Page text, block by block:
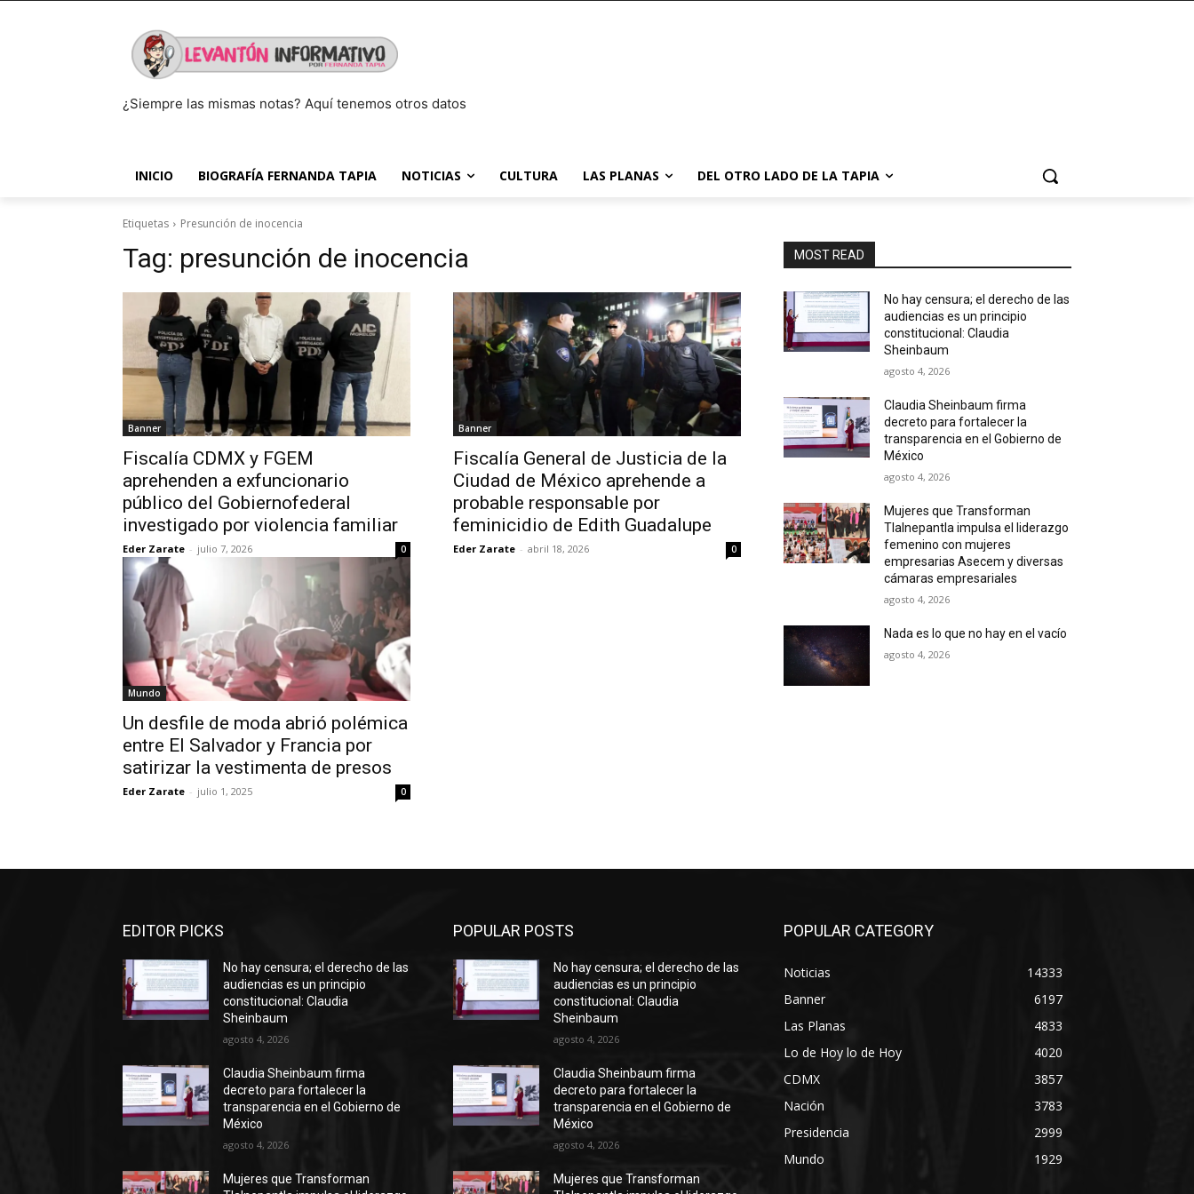
¿Siempre las mismas notas? Aquí tenemos otros datos
INICIO BIOGRAFÍA FERNANDA TAPIA NOTICIAS CULTURA LAS PLANAS DEL OTRO LADO DE LA TAPIA
Etiquetas Presunción de inocencia
Tag: presunción de inocencia
Banner
Fiscalía CDMX y FGEM
aprehenden a exfuncionario
público del Gobiernofederal
investigado por violencia familiar
Eder Zarate - julio 7, 2026 0
Banner
Fiscalía General de Justicia de la
Ciudad de México aprehende a
probable responsable por
feminicidio de Edith Guadalupe
Eder Zarate - abril 18, 2026 0
Mundo
Un desfile de moda abrió polémica
entre El Salvador y Francia por
satirizar la vestimenta de presos
Eder Zarate - julio 1, 2025 0
MOST READ
No hay censura; el derecho de las
audiencias es un principio
constitucional: Claudia
Sheinbaum
agosto 4, 2026
Claudia Sheinbaum firma
decreto para fortalecer la
transparencia en el Gobierno de
México
agosto 4, 2026
Mujeres que Transforman
Tlalnepantla impulsa el liderazgo
femenino con mujeres
empresarias Asecem y diversas
cámaras empresariales
agosto 4, 2026
Nada es lo que no hay en el vacío
agosto 4, 2026
EDITOR PICKS
No hay censura; el derecho de las
audiencias es un principio
constitucional: Claudia
Sheinbaum
agosto 4, 2026
Claudia Sheinbaum firma
decreto para fortalecer la
transparencia en el Gobierno de
México
agosto 4, 2026
Mujeres que Transforman
POPULAR POSTS
No hay censura; el derecho de las
audiencias es un principio
constitucional: Claudia
Sheinbaum
agosto 4, 2026
Claudia Sheinbaum firma
decreto para fortalecer la
transparencia en el Gobierno de
México
agosto 4, 2026
Mujeres que Transforman
POPULAR CATEGORY
Noticias
14333
Banner
6197
Las Planas
4833
Lo de Hoy lo de Hoy
4020
CDMX
3857
Nación
3783
Presidencia
2999
Mundo
1929